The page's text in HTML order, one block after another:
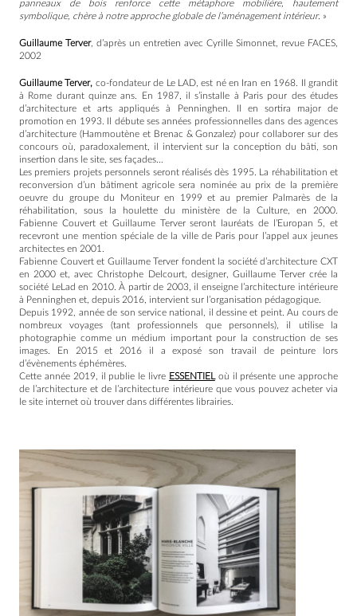
panneaux de bois renforce cette métaphore mobilière, hautement
symbolique, chère à notre approche globale de l’aménagement intérieur. »
Guillaume Terver, d’après un entretien avec Cyrille Simonnet, revue FACES,
2002
Guillaume Terver, co-fondateur de Le LAD,est né en Iran en 1968. Il grandit
à Rome durant quinze ans. En 1987, il s’installe à Paris pour des études
d’architecture et arts appliqués à Penninghen. Il en sortira major de
promotion en 1993. Il débute ses années professionnelles dans des agences
d’architecture (Hammoutène et Brenac & Gonzalez) pour collaborer sur des
concours où, paradoxalement, il intervient sur la conception du bâti, son
insertion dans le site, ses façades…
Les premiers projets personnels seront réalisés dès 1995. La réhabilitation et
reconversion d’un bâtiment agricole sera nominée au prix de la première
oeuvre du groupe du Moniteur en 1999 et au premier Palmarès de la
réhabilitation, sous la houlette du ministère de la Culture, en 2000.
Fabienne Couvert et Guillaume Terver seront lauréats de l’Europan 5, et
recevront une mention spéciale de la ville de Paris pour l’appel aux jeunes
architectes en 2001.
Fabienne Couvert et Guillaume Terver fondent la société d’architecture CXT
en 2000 et, avec Christophe Delcourt, designer, Guillaume Terver crée la
société LeLad en 2010. À partir de 2003, il enseigne l’architecture intérieure
à Penninghen et, depuis 2016, intervient sur l’organisation pédagogique.
Depuis 1992, année de son service national, il dessine et peint. Au cours de
nombreux voyages (tant professionnels que personnels), il utilise la
photographie comme un médium important pour la construction de ses
images. En 2015 et 2016 il a exposé son travail de peinture lors
d’évènements éphémères.
Cette année 2019, il publie le livre ESSENTIEL
où il présente une approche
de l’architecture et de l’architecture intérieure que vous pouvez acheter via
le site internet où trouver dans différentes librairies.